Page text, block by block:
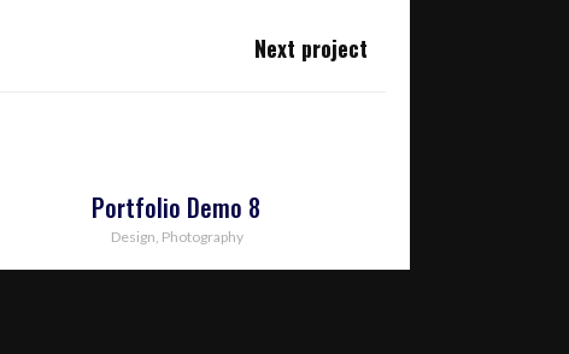
Next project
Portfolio Demo 8
Design, Photography